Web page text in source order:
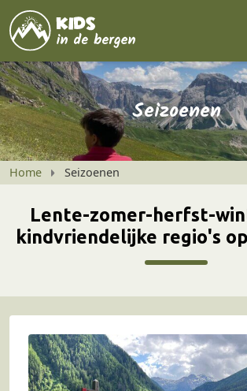
Seizoenen
Home Seizoenen
Lente-zomer-herfst-
kindvriendelijke regio's